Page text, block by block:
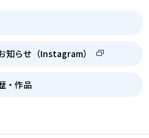
知らせ（Instagram）
・作品